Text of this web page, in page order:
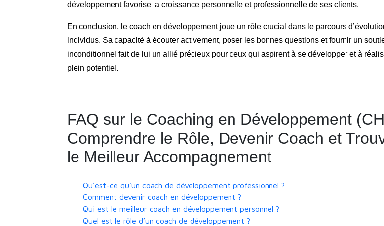
développement favorise la croissance personnelle et professionnelle de ses clients.
En conclusion, le coach en développement joue un rôle crucial dans le parcours
individus. Sa capacité à écouter activement, poser les bonnes questions et fournir un
inconditionnel fait de lui un allié précieux pour ceux qui aspirent à se développer et à
plein potentiel.
FAQ sur le Coaching en Développement
Comprendre le Rôle, Devenir Coach et
le Meilleur Accompagnement
Qu’est-ce qu’un coach de développement professionnel ?
Comment devenir coach en développement ?
Qui est le meilleur coach en développement personnel ?
Quel est le rôle d’un coach de développement ?